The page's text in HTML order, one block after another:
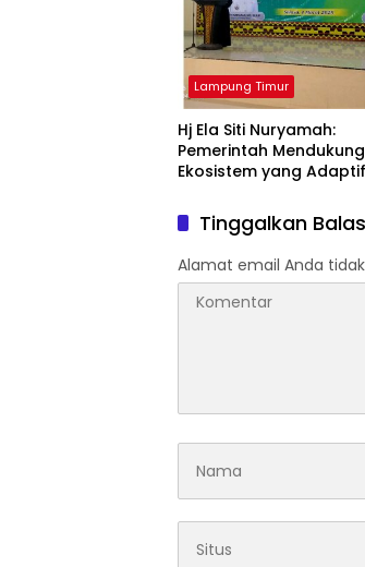
Lampung Timur
Hj Ela Siti Nuryamah:
Pemerintah Mendukung
Ekosistem yang Adaptif
Tinggalkan
Alamat email Anda